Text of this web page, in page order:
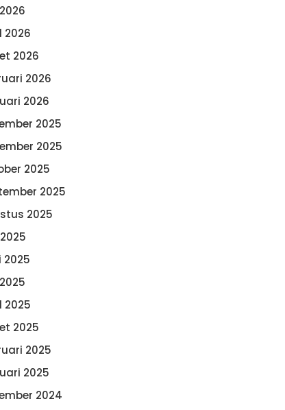
2026
2026
2026
2026
2025
2025
2025
2025
2025
2025
2025
2025
2025
2025
2024